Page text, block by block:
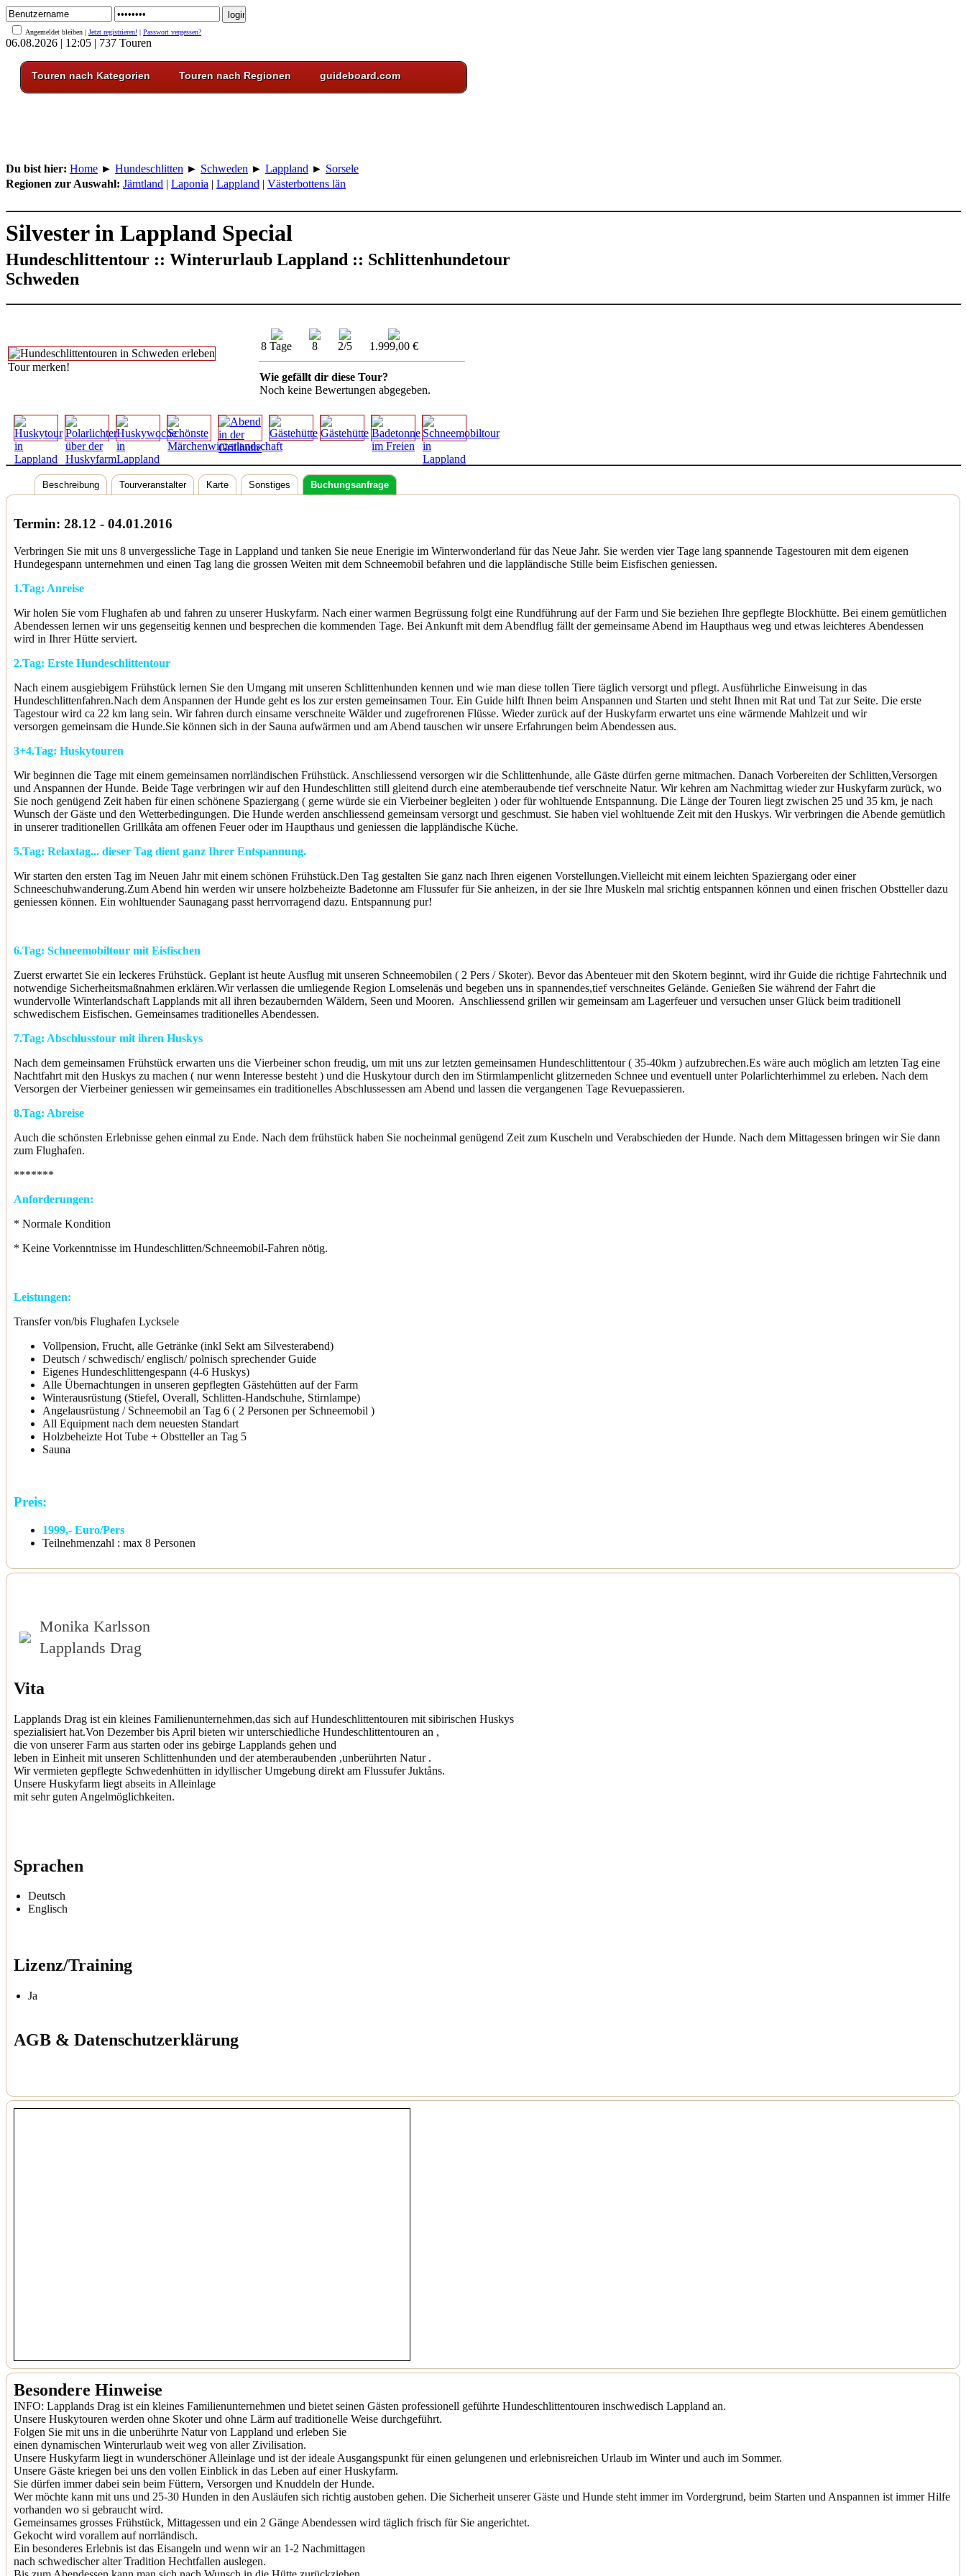
Angemeldet bleiben | Jetzt registrieren! | Passwort vergessen?
06.08.2026 | 12:05 | 737 Touren
Touren nach Kategorien Touren nach Regionen guideboard.com
Du bist hier: Home ► Hundeschlitten ► Schweden ► Lappland ► Sorsele
Regionen zur Auswahl: Jämtland | Laponia | Lappland | Västerbottens län
Silvester in Lappland Special
Hundeschlittentour :: Winterurlaub Lappland :: Schlittenhundetour
Schweden
Tour merken!
8 Tage 8 2/5 1.999,00 €
Wie gefällt dir diese Tour?
Noch keine Bewertungen abgegeben.
Beschreibung Tourveranstalter Karte Sonstiges Buchungsanfrage
Termin: 28.12 - 04.01.2016
Verbringen Sie mit uns 8 unvergessliche Tage in Lappland und tanken Sie neue Enerigie im Winterwonderland für das Neue Jahr. Sie werden vier Tage lang spannende Tagestouren mit dem eigenen
Hundegespann unternehmen und einen Tag lang die grossen Weiten mit dem Schneemobil befahren und die lappländische Stille beim Eisfischen geniessen.
1.Tag: Anreise
Wir holen Sie vom Flughafen ab und fahren zu unserer Huskyfarm. Nach einer warmen Begrüssung folgt eine Rundführung auf der Farm und Sie beziehen Ihre gepflegte Blockhütte. Bei einem gemütlichen
Abendessen lernen wir uns gegenseitig kennen und besprechen die kommenden Tage. Bei Ankunft mit dem Abendflug fällt der gemeinsame Abend im Haupthaus weg und etwas leichteres Abendessen
wird in Ihrer Hütte serviert.
2.Tag: Erste Hundeschlittentour
Nach einem ausgiebigem Frühstück lernen Sie den Umgang mit unseren Schlittenhunden kennen und wie man diese tollen Tiere täglich versorgt und pflegt. Ausführliche Einweisung in das
Hundeschlittenfahren.Nach dem Anspannen der Hunde geht es los zur ersten gemeinsamen Tour. Ein Guide hilft Ihnen beim Anspannen und Starten und steht Ihnen mit Rat und Tat zur Seite. Die erste
Tagestour wird ca 22 km lang sein. Wir fahren durch einsame verschneite Wälder und zugefrorenen Flüsse. Wieder zurück auf der Huskyfarm erwartet uns eine wärmende Mahlzeit und wir
versorgen gemeinsam die Hunde.Sie können sich in der Sauna aufwärmen und am Abend tauschen wir unsere Erfahrungen beim Abendessen aus.
3+4.Tag: Huskytouren
Wir beginnen die Tage mit einem gemeinsamen norrländischen Frühstück. Anschliessend versorgen wir die Schlittenhunde, alle Gäste dürfen gerne mitmachen. Danach Vorbereiten der Schlitten,Versorgen
und Anspannen der Hunde. Beide Tage verbringen wir auf den Hundeschlitten still gleitend durch eine atemberaubende tief verschneite Natur. Wir kehren am Nachmittag wieder zur Huskyfarm zurück, wo
Sie noch genügend Zeit haben für einen schönene Spaziergang ( gerne würde sie ein Vierbeiner begleiten ) oder für wohltuende Entspannung. Die Länge der Touren liegt zwischen 25 und 35 km, je nach
Wunsch der Gäste und den Wetterbedingungen. Die Hunde werden anschliessend gemeinsam versorgt und geschmust. Sie haben viel wohltuende Zeit mit den Huskys. Wir verbringen die Abende gemütlich
in unserer traditionellen Grillkåta am offenen Feuer oder im Haupthaus und geniessen die lappländische Küche.
5.Tag: Relaxtag... dieser Tag dient ganz Ihrer Entspannung.
Wir starten den ersten Tag im Neuen Jahr mit einem schönen Frühstück.Den Tag gestalten Sie ganz nach Ihren eigenen Vorstellungen.Vielleicht mit einem leichten Spaziergang oder einer
Schneeschuhwanderung.Zum Abend hin werden wir unsere holzbeheizte Badetonne am Flussufer für Sie anheizen, in der sie Ihre Muskeln mal srichtig entspannen können und einen frischen Obstteller dazu
geniessen können. Ein wohltuender Saunagang passt herrvorragend dazu. Entspannung pur!
6.Tag: Schneemobiltour mit Eisfischen
Zuerst erwartet Sie ein leckeres Frühstück. Geplant ist heute Ausflug mit unseren Schneemobilen ( 2 Pers / Skoter). Bevor das Abenteuer mit den Skotern beginnt, wird ihr Guide die richtige Fahrtechnik und
notwendige Sicherheitsmaßnahmen erklären.Wir verlassen die umliegende Region Lomselenäs und begeben uns in spannendes,tief verschneites Gelände. Genießen Sie während der Fahrt die
wundervolle Winterlandschaft Lapplands mit all ihren bezaubernden Wäldern, Seen und Mooren. Anschliessend grillen wir gemeinsam am Lagerfeuer und versuchen unser Glück beim traditionell
schwedischem Eisfischen. Gemeinsames traditionelles Abendessen.
7.Tag: Abschlusstour mit ihren Huskys
Nach dem gemeinsamen Frühstück erwarten uns die Vierbeiner schon freudig, um mit uns zur letzten gemeinsamen Hundeschlittentour ( 35-40km ) aufzubrechen.Es wäre auch möglich am letzten Tag eine
Nachtfahrt mit den Huskys zu machen ( nur wenn Interesse besteht ) und die Huskytour durch den im Stirmlampenlicht glitzerneden Schnee und eventuell unter Polarlichterhimmel zu erleben. Nach dem
Versorgen der Vierbeiner geniessen wir gemeinsames ein traditionelles Abschlussessen am Abend und lassen die vergangenen Tage Revuepassieren.
8.Tag: Abreise
Auch die schönsten Erlebnisse gehen einmal zu Ende. Nach dem frühstück haben Sie nocheinmal genügend Zeit zum Kuscheln und Verabschieden der Hunde. Nach dem Mittagessen bringen wir Sie dann
zum Flughafen.
*******
Anforderungen:
* Normale Kondition
* Keine Vorkenntnisse im Hundeschlitten/Schneemobil-Fahren nötig.
Leistungen:
Transfer von/bis Flughafen Lycksele
Vollpension, Frucht, alle Getränke (inkl Sekt am Silvesterabend)
Deutsch / schwedisch/ englisch/ polnisch sprechender Guide
Eigenes Hundeschlittengespann (4-6 Huskys)
Alle Übernachtungen in unseren gepflegten Gästehütten auf der Farm
Winterausrüstung (Stiefel, Overall, Schlitten-Handschuhe, Stirnlampe)
Angelausrüstung / Schneemobil an Tag 6 ( 2 Personen per Schneemobil )
All Equipment nach dem neuesten Standart
Holzbeheizte Hot Tube + Obstteller an Tag 5
Sauna
Preis:
1999,- Euro/Pers
Teilnehmenzahl : max 8 Personen
Monika Karlsson
Lapplands Drag
Vita
Lapplands Drag ist ein kleines Familienunternehmen,das sich auf Hundeschlittentouren mit sibirischen Huskys
spezialisiert hat.Von Dezember bis April bieten wir unterschiedliche Hundeschlittentouren an ,
die von unserer Farm aus starten oder ins gebirge Lapplands gehen und
leben in Einheit mit unseren Schlittenhunden und der atemberaubenden ,unberührten Natur .
Wir vermieten gepflegte Schwedenhütten in idyllischer Umgebung direkt am Flussufer Juktåns.
Unsere Huskyfarm liegt abseits in Alleinlage
mit sehr guten Angelmöglichkeiten.
Sprachen
Deutsch
Englisch
Lizenz/Training
Ja
AGB & Datenschutzerklärung
Besondere Hinweise
INFO: Lapplands Drag ist ein kleines Familienunternehmen und bietet seinen Gästen professionell geführte Hundeschlittentouren inschwedisch Lappland an.
Unsere Huskytouren werden ohne Skoter und ohne Lärm auf traditionelle Weise durchgeführt.
Folgen Sie mit uns in die unberührte Natur von Lappland und erleben Sie
einen dynamischen Winterurlaub weit weg von aller Zivilisation.
Unsere Huskyfarm liegt in wunderschöner Alleinlage und ist der ideale Ausgangspunkt für einen gelungenen und erlebnisreichen Urlaub im Winter und auch im Sommer.
Unsere Gäste kriegen bei uns den vollen Einblick in das Leben auf einer Huskyfarm.
Sie dürfen immer dabei sein beim Füttern, Versorgen und Knuddeln der Hunde.
Wer möchte kann mit uns und 25-30 Hunden in den Ausläufen sich richtig austoben gehen. Die Sicherheit unserer Gäste und Hunde steht immer im Vordergrund, beim Starten und Anspannen ist immer Hilfe
vorhanden wo si gebraucht wird.
Gemeinsames grosses Frühstück, Mittagessen und ein 2 Gänge Abendessen wird täglich frisch für Sie angerichtet.
Gekocht wird vorallem auf norrländisch.
Ein besonderes Erlebnis ist das Eisangeln und wenn wir an 1-2 Nachmittagen
nach schwedischer alter Tradition Hechtfallen auslegen.